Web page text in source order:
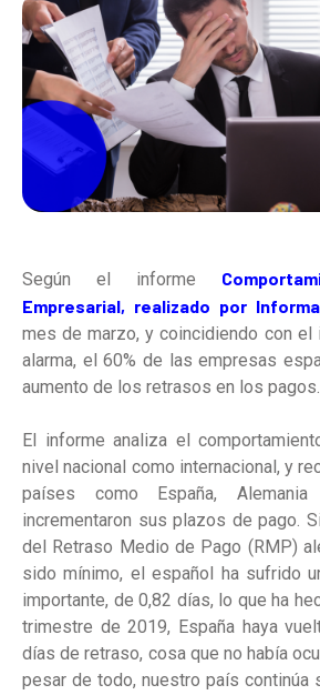
Según el informe
Empresarial, realizado por Informa
mes de marzo, y coincidiendo con
alarma, el 60% de las empresas
aumento de los retrasos en los pagos.
El informe analiza el
nivel nacional como internacional, y
países como España,
incrementaron sus plazos de pago.
del Retraso Medio de Pago (RMP)
sido mínimo, el español ha sufrido
importante, de 0,82 días, lo que ha
trimestre de 2019, España haya
días de retraso, cosa que no había
pesar de todo, nuestro país continúa